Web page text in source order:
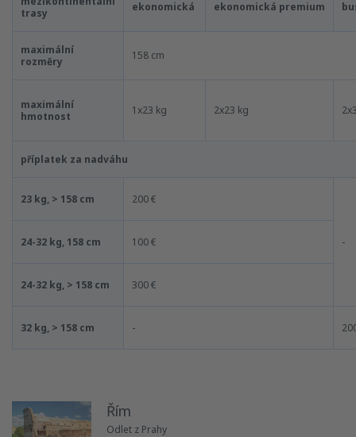
trasy
ekonomická ekonomická premium
maximální
rozměry
158 cm
maximální
hmotnost
1x23 kg 2x23 kg
příplatek za nadváhu
23 kg, > 158 cm 200 €
-
24-32 kg, 158 cm 100 €
24-32 kg, > 158 cm 300 €
32 kg, > 158 cm -
Řím
Odlet z Prahy